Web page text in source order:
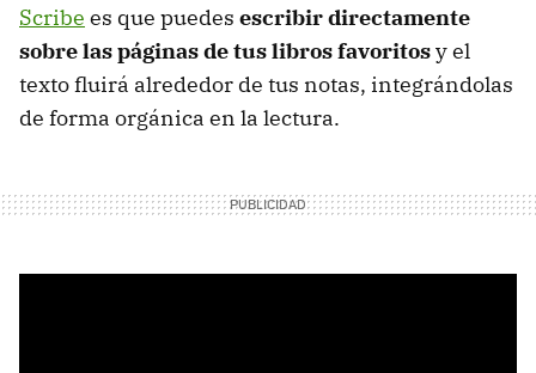
Scribe es que puedes escribir directamente
sobre las páginas de tus libros favoritosy el
texto fluirá alrededor de tus notas, integrándolas
de forma orgánica en la lectura.